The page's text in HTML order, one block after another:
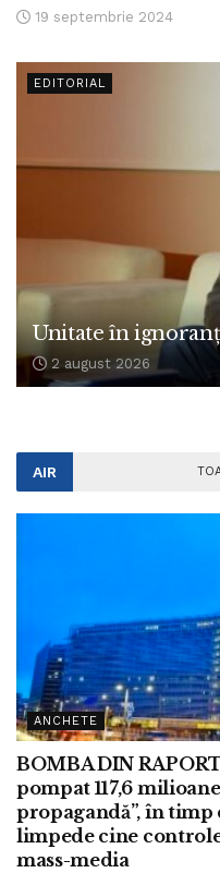
19 septembrie 2024
EDITORIAL
Unitate în
2 august 2026
AIR
ANCHETE
BOMBA DIN
pompat 117,6
propagandă”, în
limpede cine
mass-media